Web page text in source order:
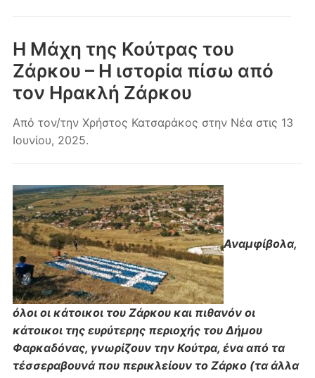
Η Μάχη της Κούτρας του
Ζάρκου – Η ιστορία πίσω από
τον Ηρακλή Ζάρκου
Από τον/την Χρήστος Κατσαράκος στην Νέαστις 13
Ιουνίου, 2025.
Αναμφίβολα,
όλοι οι κάτοικοι του Ζάρκου και πιθανόν οι
κάτοικοι της ευρύτερης περιοχής του Δήμου
Φαρκαδόνας, γνωρίζουν την Κούτρα, ένα από τα
τέσσεραβουνά που περικλείουν το Ζάρκο (τα άλλα